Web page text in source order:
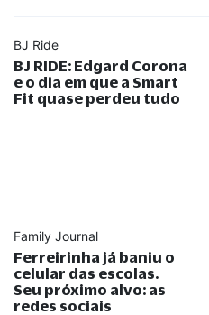
BJ Ride
BJ RIDE: Edgard Corona
e o dia em que a Smart
Fit quase perdeu tudo
Family Journal
Ferreirinha já baniu o
celular das escolas.
Seu próximo alvo: as
redes sociais